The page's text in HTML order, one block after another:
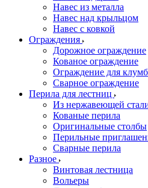
Навес из металла
Навес над крыльцом
Навес с ковкой
Ограждения
Дорожное ограждение
Кованое ограждение
Ограждение для
Сварное ограждение
Перила для лестниц
Из нержавеющей
Кованые перила
Оригинальные столбы
Перильные
Сварные перила
Разное
Винтовая лестница
Вольеры